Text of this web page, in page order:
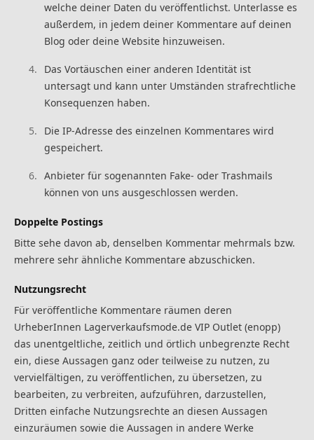
welche deiner Daten du veröffentlichst. Unterlasse es
außerdem, in jedem deiner Kommentare auf deinen
Blog oder deine Website hinzuweisen.
Das Vortäuschen einer anderen Identität ist
untersagt und kann unter Umständen strafrechtliche
Konsequenzen haben.
Die IP-Adresse des einzelnen Kommentares wird
gespeichert.
Anbieter für sogenannten Fake- oder Trashmails
können von uns ausgeschlossen werden.
Doppelte Postings
Bitte sehe davon ab, denselben Kommentar mehrmals bzw.
mehrere sehr ähnliche Kommentare abzuschicken.
Nutzungsrecht
Für veröffentliche Kommentare räumen deren
UrheberInnen Lagerverkaufsmode.de VIP Outlet (enopp)
das unentgeltliche, zeitlich und örtlich unbegrenzte Recht
ein, diese Aussagen ganz oder teilweise zu nutzen, zu
vervielfältigen, zu veröffentlichen, zu übersetzen, zu
bearbeiten, zu verbreiten, aufzuführen, darzustellen,
Dritten einfache Nutzungsrechte an diesen Aussagen
einzuräumen sowie die Aussagen in andere Werke